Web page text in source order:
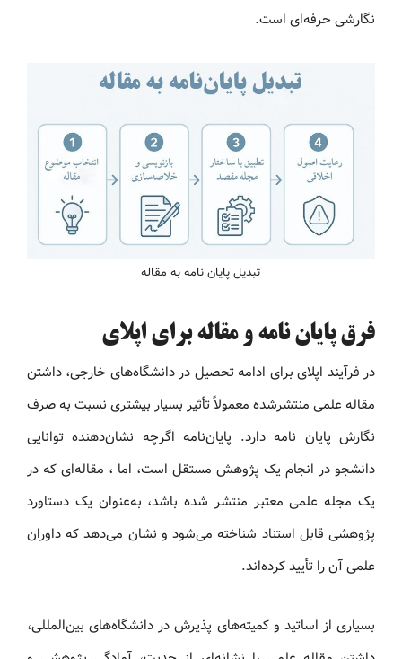
نگارشی حرفه‌ای است.
تبدیل پایان نامه به مقاله
فرق پایان نامه و مقاله برای اپلای
در فرآیند اپلای برای ادامه تحصیل در دانشگاه‌های خارجی، داشتن
مقاله علمی منتشرشده معمولاً تأثیر بسیار بیشتری نسبت به صرف
نگارش پایان نامه دارد. پایان‌نامه اگرچه نشان‌دهنده توانایی
دانشجو در انجام یک پژوهش مستقل است، اما ، مقاله‌ای که در
یک مجله علمی معتبر منتشر شده باشد، به‌عنوان یک دستاورد
پژوهشی قابل استناد شناخته می‌شود و نشان می‌دهد که داوران
علمی آن را تأیید کرده‌اند.
بسیاری از اساتید و کمیته‌های پذیرش در دانشگاه‌های بین‌المللی،